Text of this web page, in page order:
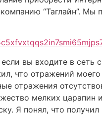
“Таглайн”.
вы входите в
что отражений
отражения
мелких царапин
Я понял, что